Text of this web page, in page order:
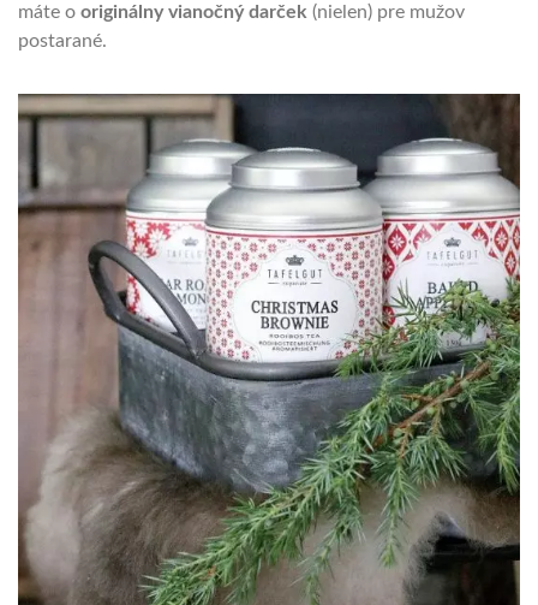
máte o originálny vianočný darček (nielen) pre mužov
postarané.